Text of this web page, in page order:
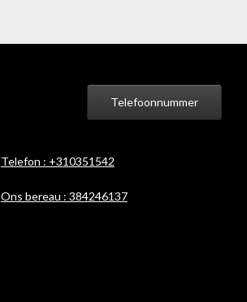
Telefoonnummer
Telefon : +310351542
Ons bereau : 384246137